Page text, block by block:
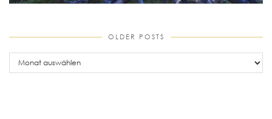
OLDER POSTS
older
posts